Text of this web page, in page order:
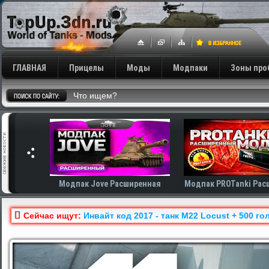
ГЛАВНАЯ Прицелы Моды Модпаки Зоны
Модпак Jove Расширенная Модпак PROTanki
Сейчас ищут: Инвайт код 2017 - танк M22 Locust + 500